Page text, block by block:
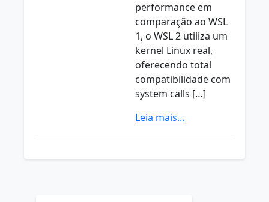
performance em
comparação ao WSL
1, o WSL 2 utiliza um
kernel Linux real,
oferecendo total
compatibilidade com
system calls […]
Leia mais...